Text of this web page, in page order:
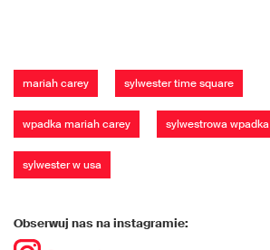
mariah carey sylwester time square
wpadka mariah carey sylwestrowa wpadka
sylwester w usa
Obserwuj nas na instagramie: